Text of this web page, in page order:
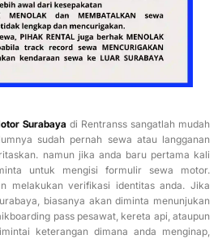
Surabaya di Rentranss sangatlah mudah
sudah pernah sewa atau langganan
namun jika anda baru pertama kali
untuk mengisi formulir sewa motor.
melakukan verifikasi identitas anda. Jika
biasanya akan diminta menunjukan
pass pesawat, kereta api, ataupun
keterangan dimana anda menginap,